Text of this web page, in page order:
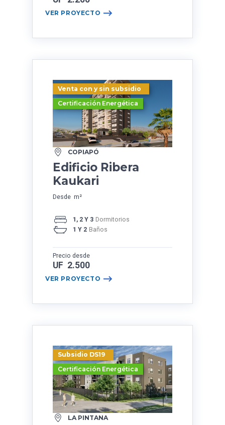
VER PROYECTO
Venta con y sin subsidio
Certificación Energética
COPIAPÓ
Edificio Ribera
Kaukari
Desde m²
1, 2 Y 3 Dormitorios
1 Y 2 Baños
Precio desde
UF 2.500
VER PROYECTO
Subsidio DS19
Certificación Energética
LA PINTANA